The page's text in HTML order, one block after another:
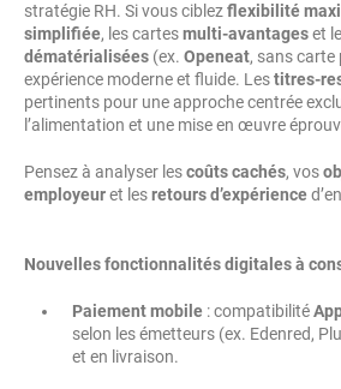
stratégie RH. Si vous ciblezflexibilité
simplifiée, les cartesmulti-avantageset
dématérialisées (ex. Openeat, sans
expérience moderne et fluide. Lestitres-
pertinents pour une approche centrée
l’alimentation et une mise en œuvre
Pensez à analyser lescoûts cachés, vos
employeuret lesretours d’expérience
Nouvelles fonctionnalités digitales à
Paiement mobile : compatibilité
selon les émetteurs (ex. Edenred,
et en livraison.